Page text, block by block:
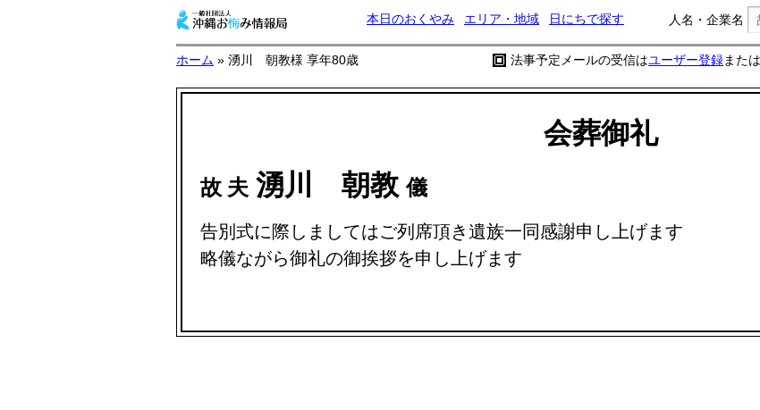
本日のおくやみ エリア・地域 日にちで探す 人名・企業名
ホーム » 湧川 朝教様 享年80歳 法事予定メールの受信はユーザー登録または
会葬御礼
故 夫 湧川 朝教儀
告別式に際しましてはご列席頂き遺族一同感謝申し上げます
略儀ながら御礼の御挨拶を申し上げます